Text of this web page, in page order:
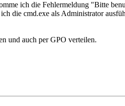
ich die Fehlermeldung "Bitte
die cmd.exe als Administrator
und auch per GPO verteilen.